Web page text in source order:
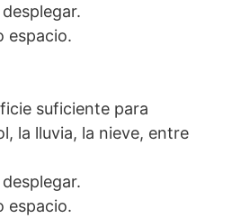
espacio.
suficiente para
la lluvia, la nieve, entre
espacio.